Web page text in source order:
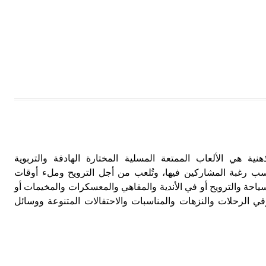
هي الألعاب الممتعة المسلية المختارة الهادفة والتربوية
رغبة المشاركين فيها، وتُلعب من أجل الترويح وملء أوقات
والترويح أو في الأندية والمقاهي والمعسكرات والمخيمات أو
الرحلات والنزهات والمناسبات والاحتفالات المتنوعة ووسائل